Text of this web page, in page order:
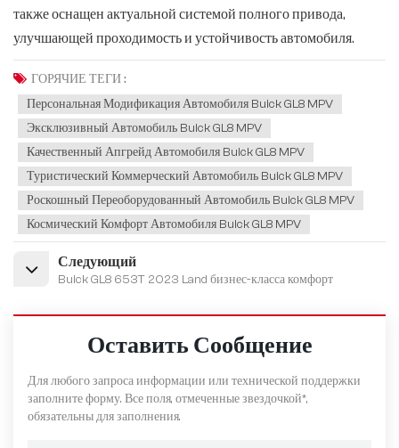
также оснащен актуальной системой полного привода,
улучшающей проходимость и устойчивость автомобиля.
ГОРЯЧИЕ ТЕГИ :
Персональная Модификация Автомобиля Buick GL8 MPV
Эксклюзивный Автомобиль Buick GL8 MPV
Качественный Апгрейд Автомобиля Buick GL8 MPV
Туристический Коммерческий Автомобиль Buick GL8 MPV
Роскошный Переоборудованный Автомобиль Buick GL8 MPV
Космический Комфорт Автомобиля Buick GL8 MPV
Следующий
Buick GL8 653T 2023 Land бизнес-класса комфорт
Оставить Сообщение
Для любого запроса информации или технической поддержки
заполните форму. Все поля, отмеченные звездочкой*,
обязательны для заполнения.